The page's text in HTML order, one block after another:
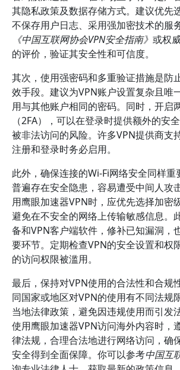
其隐私政策及数据存储方式。建议优先
不保存用户日志、采用强加密技术的服
《中国互联网协会VPN安全指南》 或权
的评价，验证其安全性和可信度。
其次，使用强密码和多重验证措施是防
效手段。建议为VPN账户设置复杂且唯
用与其他账户相同的密码。同时，开启
（2FA），可以在登录时提供额外的安
被非法访问的风险。许多VPN提供商支
注册和登录时务必启用。
此外，确保连接的Wi-Fi网络安全同样重
普遍存在安全隐患，容易遭受中间人攻
用鹰眼加速器VPN时，应优先选择加密
避免在不安全的网络上传输敏感信息。
备和VPN客户端软件，修补已知漏洞，
要环节。定期检查VPN的安全设置和权
的访问权限被滥用。
最后，保持对VPN使用的合法性和合规
同国家或地区对VPN的使用有不同法规
当地法律政策，避免因违规使用而引发
使用鹰眼加速器VPN访问海外内容时，
律法规，合理合法地进行网络访问，确
安全得到全面保障。你可以参考中国互